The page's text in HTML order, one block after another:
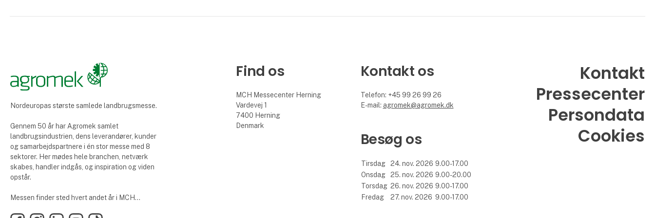
Nordeuropas største samlede landbrugsmesse.
Gennem 50 år har Agromek samlet
landbrugsindustrien, dens leverandører, kunder
og samarbejdspartnere i én stor messe med 8
sektorer. Her mødes hele branchen, netværk
skabes, handler indgås, og inspiration og viden
opstår.
Messen finder sted hvert andet år i MCH
Find os
MCH Messecenter Herning
Vardevej 1
7400 Herning
Denmark
Kontakt os
Telefon: +45 99 26 99 26
E-mail: agromek@agromek.dk
Besøg os
Tirsdag 24. nov. 2026 9.00-17.00
Onsdag
25. nov. 2026 9.00-20.00
Torsdag 26. nov. 2026 9.00-17.00
Fredag
27. nov. 2026 9.00-17.00
Kontakt
Pressecenter
Persondata
Cookies